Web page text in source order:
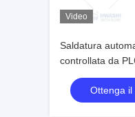
Video
Saldatura
controllata da
MFDC per
punti diOttenga il